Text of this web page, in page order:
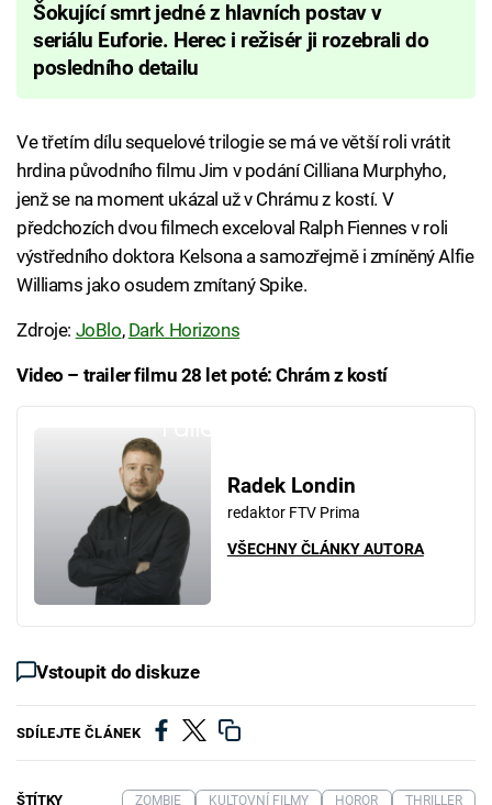
Šokující smrt jedné z hlavních postav v
seriálu Euforie. Herec i režisér ji rozebrali do
posledního detailu
Ve třetím dílu sequelové trilogie se má ve větší roli vrátit
hrdina původního filmu Jim v podání Cilliana Murphyho,
jenž se na moment ukázal už v Chrámu z kostí. V
předchozích dvou filmech exceloval Ralph Fiennes v roli
výstředního doktora Kelsona a samozřejmě i zmíněný Alfie
Williams jako osudem zmítaný Spike.
Zdroje: JoBlo, Dark Horizons
Video – trailer filmu 28 let poté: Chrám z kostí
Radek Londin
redaktor FTV Prima
VŠECHNY ČLÁNKY AUTORA
Vstoupit do diskuze
SDÍLEJTE ČLÁNEK
ŠTÍTKY ZOMBIE KULTOVNÍ FILMY HOROR THRILLER